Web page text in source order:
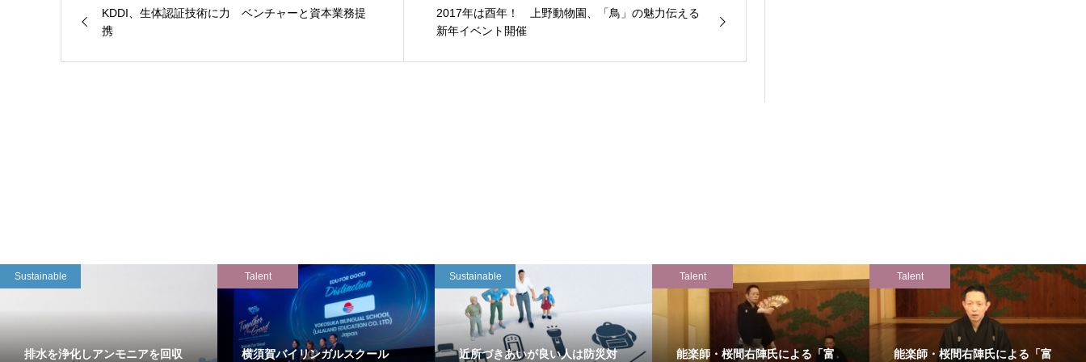
KDDI、生体認証技術に力 ベンチャーと資本業務提
携
2017年は酉年！ 上野動物園、「鳥」の魅力伝える
新年イベント開催
Sustainable
排水を浄化しアンモニアを回収
Talent
横須賀バイリンガルスクール
Sustainable
近所づきあいが良い人は防災対
Talent
能楽師・桜間右陣氏による「富
Talent
能楽師・桜間右陣氏による「富